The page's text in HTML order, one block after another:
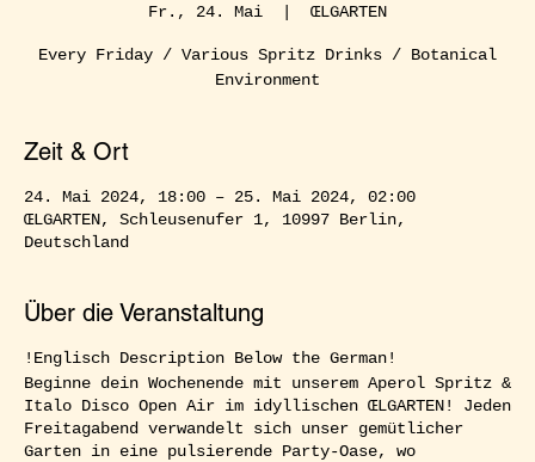
Fr., 24. Mai
  |
ŒLGARTEN
Every Friday / Various Spritz Drinks / Botanical
Environment
Zeit & Ort
24. Mai 2024, 18:00 – 25. Mai 2024, 02:00
ŒLGARTEN, Schleusenufer 1, 10997 Berlin,
Deutschland
Über die Veranstaltung
!Englisch Description Below the German!
Beginne dein Wochenende mit unserem Aperol Spritz &
Italo Disco Open Air im idyllischen ŒLGARTEN! Jeden
Freitagabend verwandelt sich unser gemütlicher
Garten in eine pulsierende Party-Oase, wo